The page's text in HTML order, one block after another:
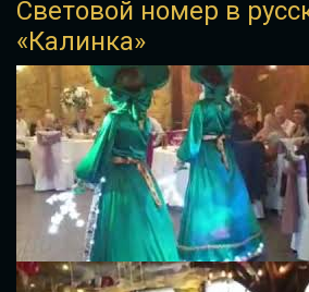
Световой номер в
«Калинка»